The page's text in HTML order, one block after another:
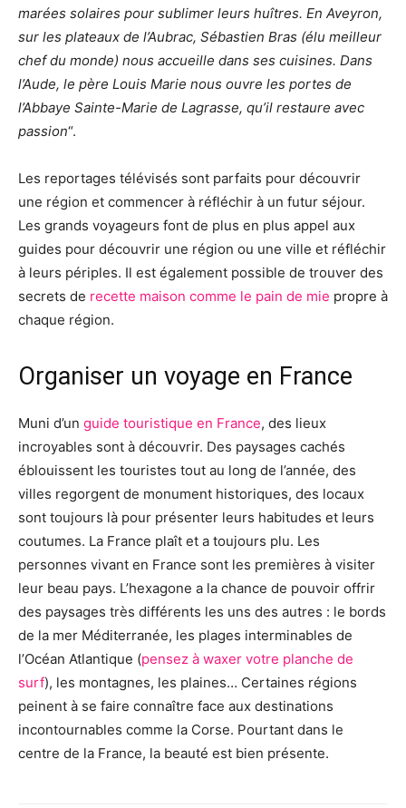
marées solaires pour sublimer leurs huîtres. En Aveyron,
sur les plateaux de l’Aubrac, Sébastien Bras (élu meilleur
chef du monde) nous accueille dans ses cuisines. Dans
l’Aude, le père Louis Marie nous ouvre les portes de
l’Abbaye Sainte-Marie de Lagrasse, qu’il restaure avec
passion“.
Les reportages télévisés sont parfaits pour découvrir
une région et commencer à réfléchir à un futur séjour.
Les grands voyageurs font de plus en plus appel aux
guides pour découvrir une région ou une ville et réfléchir
à leurs périples. Il est également possible de trouver des
secrets de recette maison comme le pain de mie propre à
chaque région.
Organiser un voyage en France
Muni d’un guide touristique en France, des lieux
incroyables sont à découvrir. Des paysages cachés
éblouissent les touristes tout au long de l’année, des
villes regorgent de monument historiques, des locaux
sont toujours là pour présenter leurs habitudes et leurs
coutumes. La France plaît et a toujours plu. Les
personnes vivant en France sont les premières à visiter
leur beau pays. L’hexagone a la chance de pouvoir offrir
des paysages très différents les uns des autres : le bords
de la mer Méditerranée, les plages interminables de
l’Océan Atlantique (pensez à waxer votre planche de
surf), les montagnes, les plaines… Certaines régions
peinent à se faire connaître face aux destinations
incontournables comme la Corse. Pourtant dans le
centre de la France, la beauté est bien présente.